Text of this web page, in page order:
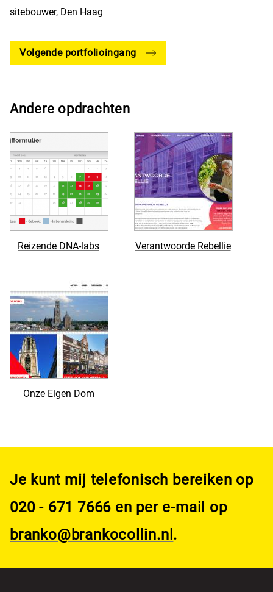
sitebouwer, Den Haag
Volgende portfolio­in­gang
Andere opdrachten
Reizende DNA-labs Verantwoorde Rebellie
Onze Eigen Dom
Je kunt mij telefonisch bereiken op
020 - 671 7666 en per e-mail op
branko@brankocollin.nl .